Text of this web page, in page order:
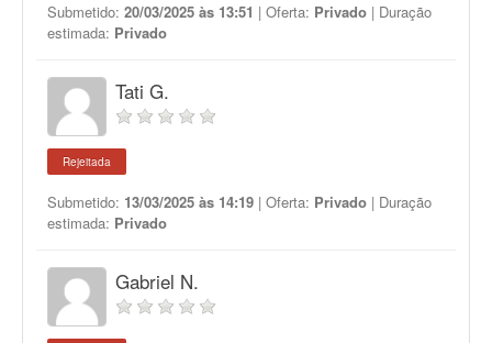
Submetido: 20/03/2025 às 13:51 | Oferta: Privado | Duração
estimada: Privado
Tati G.
Rejeitada
Submetido: 13/03/2025 às 14:19 | Oferta: Privado | Duração
estimada: Privado
Gabriel N.